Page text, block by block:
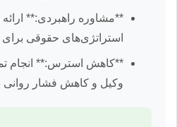
**مشاوره راهبردی:** ارائه
استراتژی‌های حقوقی
**کاهش استرس:** انجام
وکیل و کاهش فشار روانی